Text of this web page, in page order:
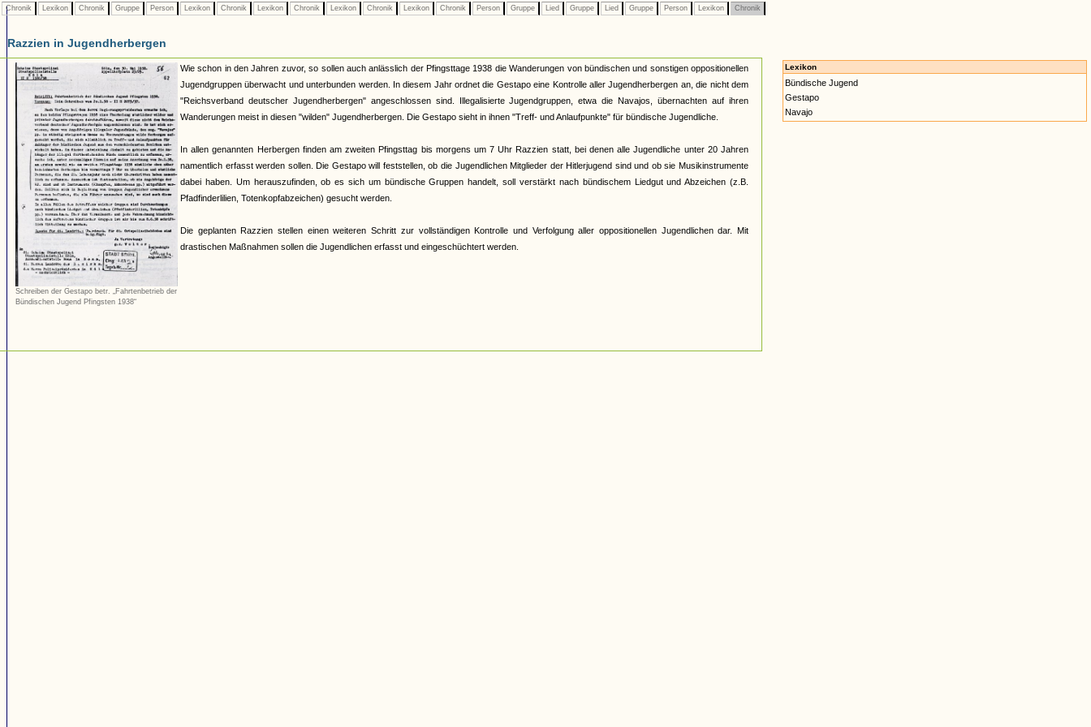
Chronik Lexikon Chronik Gruppe Person Lexikon Chronik Lexikon Chronik Lexikon Chronik Lexikon Chronik Person Gruppe Lied Gruppe Lied Gruppe Person Lexikon Chronik
Razzien in Jugendherbergen
Schreiben der Gestapo betr. „Fahrtenbetrieb der
Bündischen Jugend Pfingsten 1938“
Wie schon in den Jahren zuvor, so sollen auch anlässlich der Pfingsttage 1938 die Wanderungen von bündischen und sonstigen oppositionellen
Jugendgruppen überwacht und unterbunden werden. In diesem Jahr ordnet die Gestapo eine Kontrolle aller Jugendherbergen an, die nicht dem
"Reichsverband deutscher Jugendherbergen" angeschlossen sind. Illegalisierte Jugendgruppen, etwa die Navajos, übernachten auf ihren
Wanderungen meist in diesen "wilden" Jugendherbergen. Die Gestapo sieht in ihnen "Treff- und Anlaufpunkte" für bündische Jugendliche.
In allen genannten Herbergen finden am zweiten Pfingsttag bis morgens um 7 Uhr Razzien statt, bei denen alle Jugendliche unter 20 Jahren
namentlich erfasst werden sollen. Die Gestapo will feststellen, ob die Jugendlichen Mitglieder der Hitlerjugend sind und ob sie Musikinstrumente
dabei haben. Um herauszufinden, ob es sich um bündische Gruppen handelt, soll verstärkt nach bündischem Liedgut und Abzeichen (z.B.
Pfadfinderlilien, Totenkopfabzeichen) gesucht werden.
Die geplanten Razzien stellen einen weiteren Schritt zur vollständigen Kontrolle und Verfolgung aller oppositionellen Jugendlichen dar. Mit
drastischen Maßnahmen sollen die Jugendlichen erfasst und eingeschüchtert werden.
Lexikon
Bündische Jugend
Gestapo
Navajo